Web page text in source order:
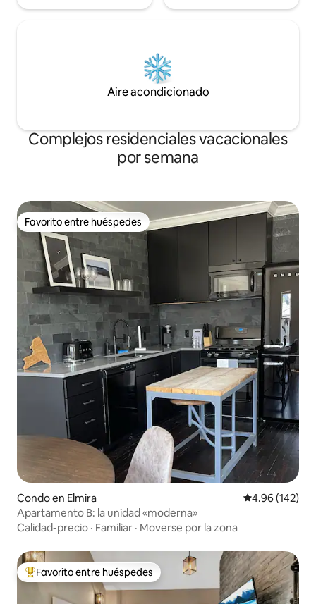
Aire acondicionado
Complejos residenciales vacacionales
por semana
Favorito entre huéspedes
Favorito entre huéspedes
Condo en Elmira Calificación
4.96 (142)
Apartamento B: la unidad «moderna»
Calidad-precio · Familiar · Moverse por la zona
Favorito entre huéspedes preferido
Favorito entre huéspedes